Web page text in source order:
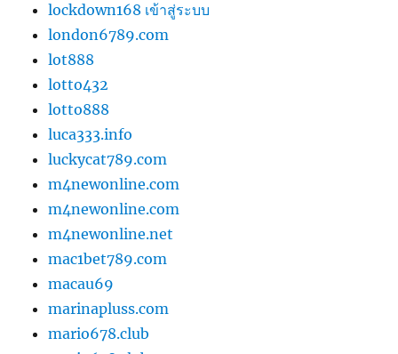
lockdown168 เข้าสู่ระบบ
london6789.com
lot888
lotto432
lotto888
luca333.info
luckycat789.com
m4newonline.com
m4newonline.com
m4newonline.net
mac1bet789.com
macau69
marinapluss.com
mario678.club